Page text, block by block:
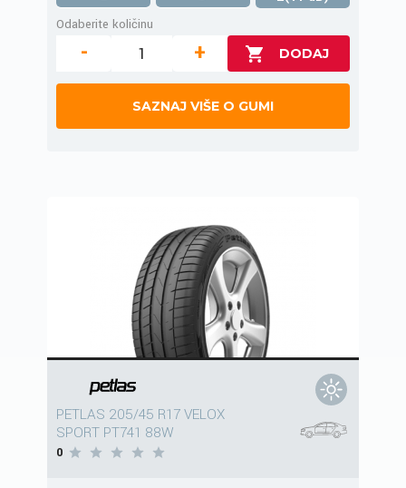
Odaberite količinu
- +
SAZNAJ VIŠE O GUMI
PETLAS 205/45 R17 VELOX
SPORT PT741 88W
0